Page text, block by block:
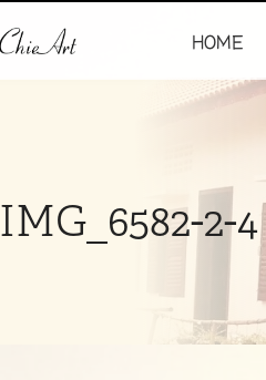
HOME
IMG_6582-2-4